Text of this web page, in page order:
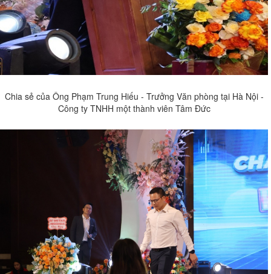
Chia sẻ của Ông Phạm Trung Hiếu - Trưởng Văn phòng tại Hà Nội -
Công ty TNHH một thành viên Tâm Đức